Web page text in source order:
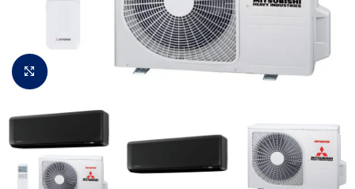
Padidinti vaizdą